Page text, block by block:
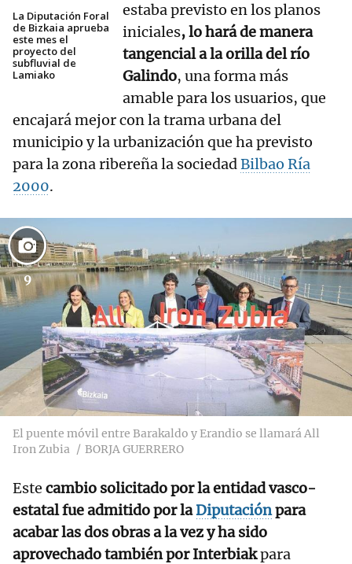
La Diputación Foral
de Bizkaia aprueba
este mes el
proyecto del
subfluvial de
Lamiako
estaba previsto en los planos
iniciales, lo hará de manera
tangencial a la orilla del río
Galindo, una forma más
amable para los usuarios, que
encajará mejor con la trama urbana del
municipio y la urbanización que ha previsto
para la zona ribereña la sociedadBilbao Ría
2000.
9
El puente móvil entre Barakaldo y Erandio se llamará All
Iron Zubia
BORJA GUERRERO
Este cambio solicitado por la entidad vasco-
estatal fue admitido por laDiputaciónpara
acabar las dos obras a la vez y ha sido
aprovechado también por Interbiakpara